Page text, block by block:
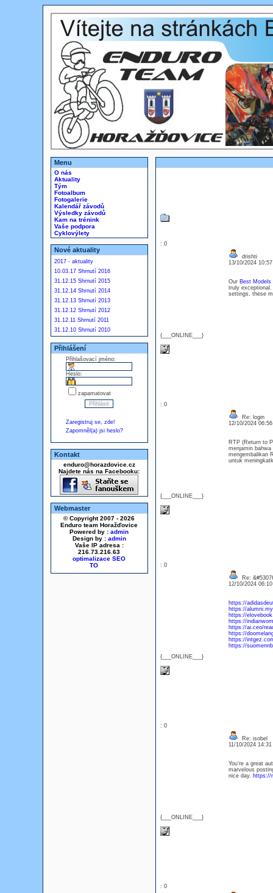
Menu
O nás
Aktuality
Tým
Fotoalbum
Fotogalerie
Kalendář závodů
Výsledky závodů
Kam na trénink
Vaše podpora
Cyklovýlety
Nové aktuality
2017 - aktuality
10.03.17 Shrnutí 2016
31.12.15 Shrnutí 2015
31.12.14 Shrnutí 2014
31.12.13 Shrnutí 2013
31.12.12 Shrnutí 2012
31.12.11 Shrnutí 2011
31.12.10 Shrnutí 2010
Přihlášení
Přihlašovací jméno:
Heslo:
zapamatovat
Zaregistruj se, zde!
Zapomněl(a) jsi heslo?
Kontakt
enduro@horazdovice.cz
Najdete nás na Facebooku:
Webmaster
© Copyright 2007 - 2026
Enduro team Horažďovice
Powered by : admin
Design by : admin
Vaše IP adresa :
216.73.216.63
optimalizace SEO
: 0
{___ONLINE___}
drishti
13/10/2024
Our Best Models
truly exceptional.
settings, these
: 0
{___ONLINE___}
Re: login
12/10/2024
RTP (Return to
menjamin
mengembalikan
untuk
: 0
{___ONLINE___}
Re:
12/10/2024
https://
https://
https://
https://
https://ai.ceo/
https://
https://
https://
: 0
{___ONLINE___}
Re: isobel
11/10/2024
You’re a great
marvelous
nice day. https://
: 0